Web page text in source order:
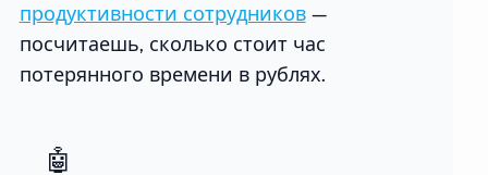
продуктивности сотрудников—
посчитаешь, сколько стоит час
потерянного времени в рублях.
🤖